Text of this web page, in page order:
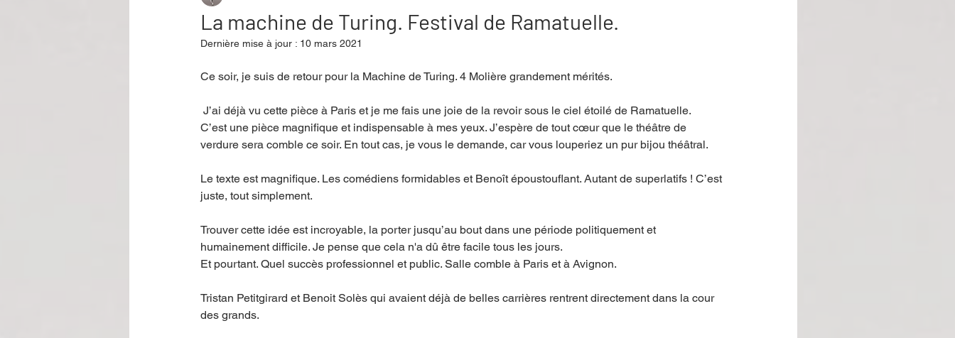
Événement Validé par Romane. Spécial Famille Littérature Cirque Interview
La machine de Turing. Festival de Ramatuelle.
Dernière mise à jour : 10 mars 2021
Ce soir, je suis de retour pour la Machine de Turing. 4 Molière grandement mérités.
J’ai déjà vu cette pièce à Paris et je me fais une joie de la revoir sous le ciel étoilé de Ramatuelle.
C’est une pièce magnifique et indispensable à mes yeux. J’espère de tout cœur que le théâtre de
verdure sera comble ce soir. En tout cas, je vous le demande, car vous louperiez un pur bijou théâtral.
Le texte est magnifique. Les comédiens formidables et Benoît époustouflant. Autant de superlatifs ! C’est
juste, tout simplement.
Trouver cette idée est incroyable, la porter jusqu’au bout dans une période politiquement et
humainement difficile. Je pense que cela n'a dû être facile tous les jours.
Et pourtant. Quel succès professionnel et public. Salle comble à Paris et à Avignon.
Tristan Petitgirard et Benoit Solès qui avaient déjà de belles carrières rentrent directement dans la cour
des grands.